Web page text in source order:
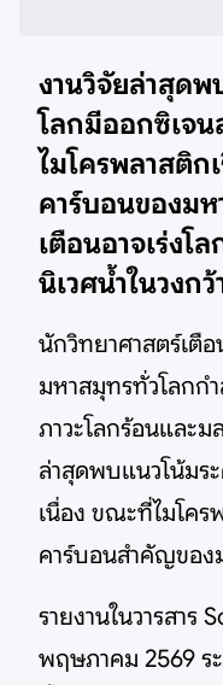
งานวิจัยล่าสุด
โลกมีออกซิเจ
ไมโครพลาสติ
คาร์บอนของม
เตือนอาจเร่งโ
นิเวศน้ำในวงกว้
นักวิทยาศาสตร์เตื
มหาสมุทรทั่วโลกก
ภาวะโลกร้อนและ
ล่าสุดพบแนวโน้มร
เนื่อง ขณะที่ไมโค
คาร์บอนสำคัญของ
รายงานในวารสาร
พฤษภาคม 2569 ร